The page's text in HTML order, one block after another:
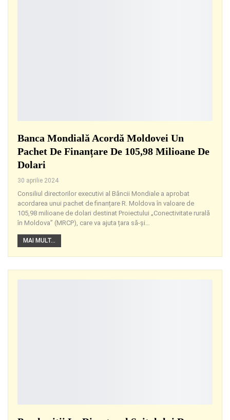
Banca Mondială Acordă Moldovei Un
Pachet De Finanțare De 105,98 Milioane De
Dolari
30 aprilie 2024
Consiliul directorilor executivi al Băncii Mondiale a aprobat
acordarea unui pachet de finanțare R. Moldova în valoare de
105,98 milioane de dolari destinat Proiectului „Conectivitate rurală
în Moldova” (MRCP), care va ajuta țara să-și…
MAI MULT...